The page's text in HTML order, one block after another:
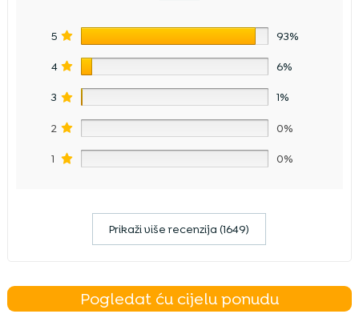
5 93%
4 6%
3 1%
2 0%
1 0%
Prikaži više recenzija (1649)
Pogledat ću cijelu ponudu